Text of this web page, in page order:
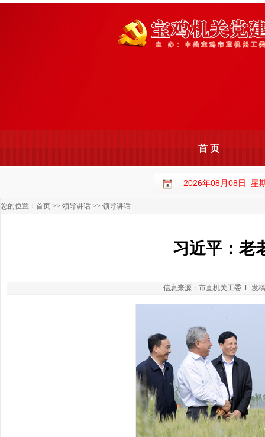
首 页
2026年08月08日 星
您的位置： 首页 >> 领导讲话 >> 领导讲话
习近平：老
信息来源：市直机关工委 ‖ 发